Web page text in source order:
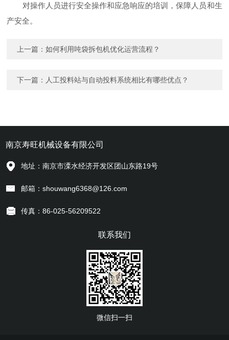
对操作人员进行安全操作和应急响应的培训，保障人员和生
产安全。
上一篇：如何利用吨袋拆包机优化运营流程？
下一篇： 人工投料站与自动投料系统相比有哪些优点？
南京寿旺机械设备有限公司
地址：南京市溧水经济开发区团山东路19号
邮箱：shouwang6368@126.com
传真：86-025-56209522
联系我们
微信扫一扫